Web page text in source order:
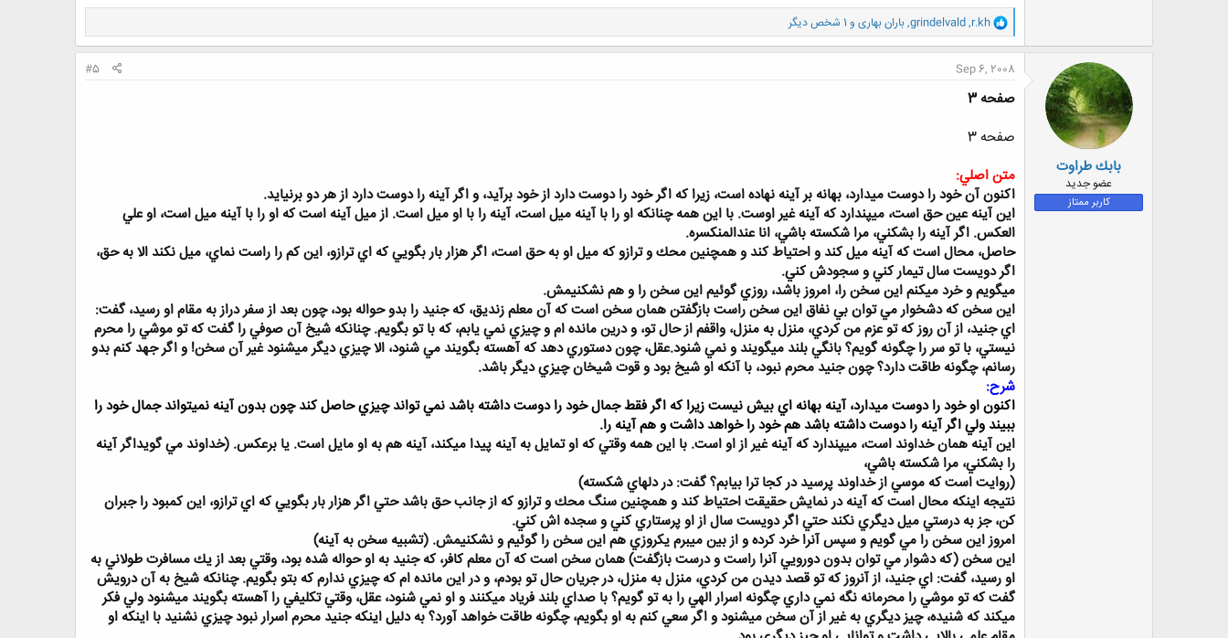
و
ا
ک
ن
ش
ه
ا
r.kh
,
grindelvald
,باران بهاری و 1 شخص دیگر
بابك طراوت
عضو جدید
کاربر ممتاز
Sep 6, 2008
#5
صفحه 3
صفحه 3
متن اصلي:
اكنون آن خود را دوست ميدارد، بهانه بر آينه نهاده است، زيرا كه اگر خود را دوست دارد از خود برآيد، و اگر آينه را دوست دارد از هر دو برنيايد.
اين آينه عين حق است، ميپندارد كه آينه غير اوست. با اين همه چنانكه او را با آينه ميل است، آينه را با او ميل است. از ميل آينه است كه او را با آينه ميل است، او علي
العكس. اگر آينه را بشكني، مرا شكسته باشي، انا عندالمنكسره.
حاصل، محال است كه آينه ميل كند و احتياط كند و همچنين محك و ترازو كه ميل او به حق است، اگر هزار بار بگويي كه اي ترازو، اين كم را راست نماي، ميل نكند الا به حق،
اگر دويست سال تيمار كني و سجودش كني.
ميگويم و خرد ميكنم اين سخن را، امروز باشد، روزي گوئيم اين سخن را و هم نشكنيمش.
اين سخن كه دشخوار مي توان بي نفاق اين سخن راست بازگفتن همان سخن است كه آن معلم زنديق، كه جنيد را بدو حواله بود، چون بعد از سفر دراز به مقام او رسيد، گفت:
اي جنيد، از آن روز كه تو عزم من كردي، منزل به منزل، واقفم از حال تو، و درين مانده ام و چيزي نمي يابم، كه با تو بگويم. چنانكه شيخ آن صوفي را گفت كه تو موشي را محرم
نيستي، با تو سر را چگونه گويم؟ بانگي بلند ميگويند و نمي شنود.عقل، چون دستوري دهد كه آهسته بگويند مي شنود، الا چيزي ديگر ميشنود غير آن سخن! و اگر جهد كنم بدو
رسانم، چگونه طاقت دارد؟ چون جنيد محرم نبود، با آنكه او شيخ بود و قوت شيخان چيزي ديگر باشد.
شرح:
اكنون او خود را دوست ميدارد، آينه بهانه اي بيش نيست زيرا كه اگر فقط جمال خود را دوست داشته باشد نمي تواند چيزي حاصل كند چون بدون آينه نميتواند جمال خود را
ببيند ولي اگر آينه را دوست داشته باشد هم خود را خواهد داشت و هم آينه را.
اين آينه همان خداوند است، ميپندارد كه آينه غير از او است. با اين همه وقتي كه او تمايل به آينه پيدا ميكند، آينه هم به او مايل است. يا برعكس. (خداوند مي گويداگر آينه
را بشكني، مرا شكسته باشي،
(روايت است كه موسي از خداوند پرسيد در كجا ترا بيابم؟ گفت: در دلهاي شكسته)
نتيجه اينكه محال است كه آينه در نمايش حقيقت احتياط كند و همچنين سنگ محك و ترازو كه از جانب حق باشد حتي اگر هزار بار بگويي كه اي ترازو، اين كمبود را جبران
كن، جز به درستي ميل ديگري نكند حتي اگر دويست سال از او پرستاري كني و سجده اش كني.
امروز اين سخن را مي گويم و سپس آنرا خرد كرده و از بين ميبرم يكروزي هم اين سخن را گوئيم و نشكنيمش. (تشبيه سخن به آينه)
اين سخن (كه دشوار مي توان بدون دورويي آنرا راست و درست بازگفت) همان سخن است كه آن معلم كافر، كه جنيد به او حواله شده بود، وقتي بعد از يك مسافرت طولاني به
او رسيد، گفت: اي جنيد، از آنروز كه تو قصد ديدن من كردي، منزل به منزل، در جريان حال تو بودم، و در اين مانده ام كه چيزي ندارم كه بتو بگويم. چنانكه شيخ به آن درويش
گفت كه تو موشي را محرمانه نگه نمي داري چگونه اسرار الهي را به تو گويم؟ با صداي بلند فرياد ميكنند و او نمي شنود، عقل، وقتي تكليفي را آهسته بگويند ميشنود ولي فكر
ميكند كه شنيده، چيز ديگري به غير از آن سخن ميشنود و اگر سعي كنم به او بگويم، چگونه طاقت خواهد آورد؟ به دليل اينكه جنيد محرم اسرار نبود چيزي نشنيد با اينكه او